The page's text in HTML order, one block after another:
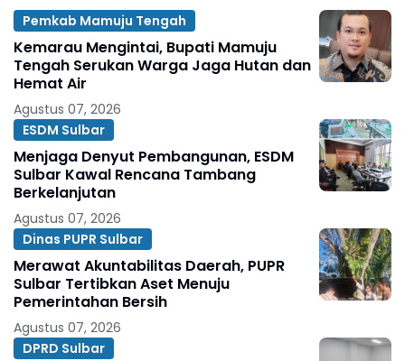
Pemkab Mamuju Tengah
Kemarau Mengintai, Bupati Mamuju
Tengah Serukan Warga Jaga Hutan dan
Hemat Air
Agustus 07, 2026
ESDM Sulbar
Menjaga Denyut Pembangunan, ESDM
Sulbar Kawal Rencana Tambang
Berkelanjutan
Agustus 07, 2026
Dinas PUPR Sulbar
Merawat Akuntabilitas Daerah, PUPR
Sulbar Tertibkan Aset Menuju
Pemerintahan Bersih
Agustus 07, 2026
DPRD Sulbar